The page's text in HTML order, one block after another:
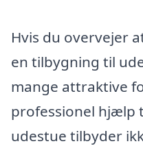
Hvis du overvejer
en tilbygning til
mange attraktive
professionel hjælp
udestue tilbyder